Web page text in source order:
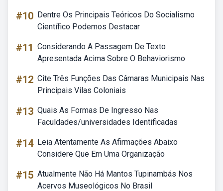
#10 Dentre Os Principais Teóricos Do Socialismo
Científico Podemos Destacar
#11 Considerando A Passagem De Texto
Apresentada Acima Sobre O Behaviorismo
#12 Cite Três Funções Das Câmaras Municipais Nas
Principais Vilas Coloniais
#13 Quais As Formas De Ingresso Nas
Faculdades/universidades Identificadas
#14 Leia Atentamente As Afirmações Abaixo
Considere Que Em Uma Organização
#15 Atualmente Não Há Mantos Tupinambás Nos
Acervos Museológicos No Brasil